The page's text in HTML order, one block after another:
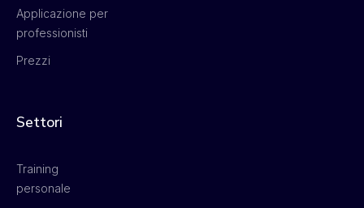
Applicazione per
professionisti
Prezzi
Settori
Training
personale